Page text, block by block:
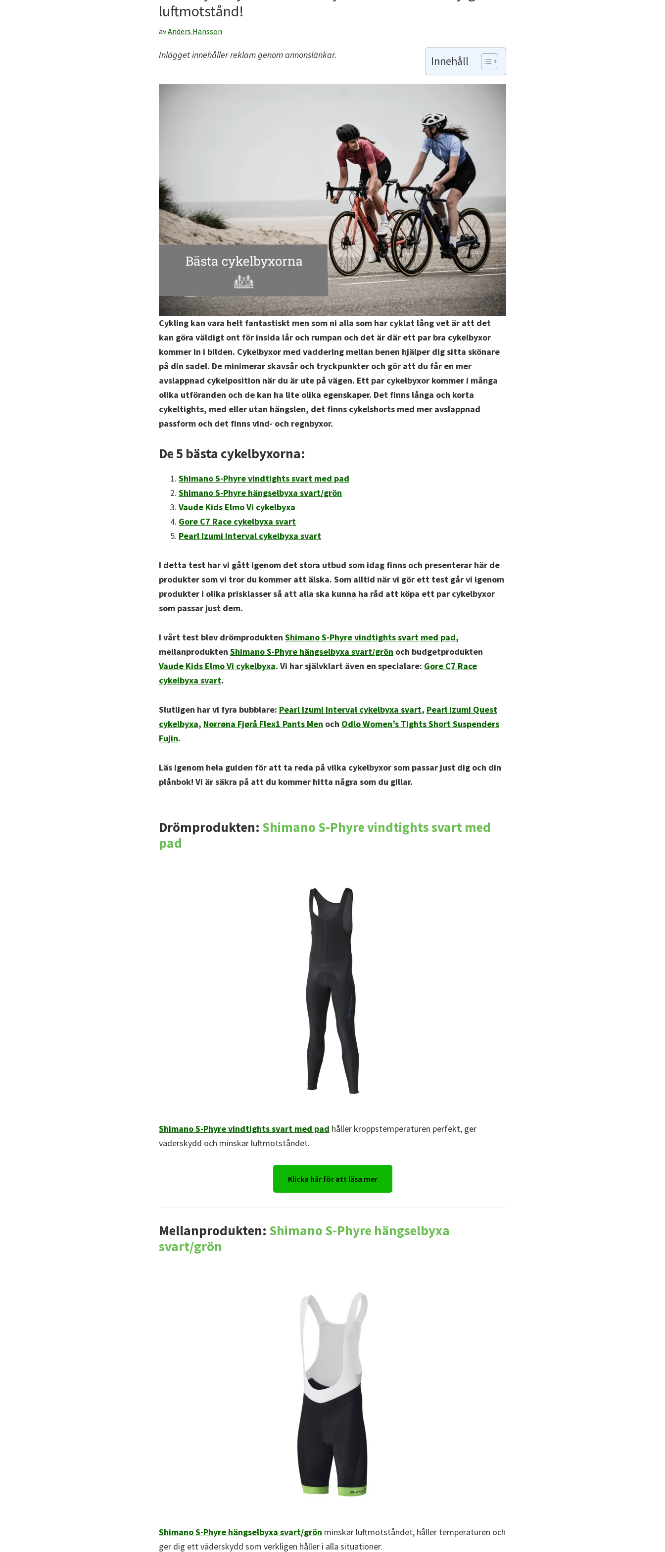
luftmotstånd!
avAnders Hansson
Innehåll
Inlägget innehåller reklam genom annonslänkar.
Cykling kan vara helt fantastiskt men som ni alla som har cyklat lång vet är att det
kan göra väldigt ont för insida lår och rumpan och det är där ett par bra cykelbyxor
kommer in i bilden. Cykelbyxor med vaddering mellan benen hjälper dig sitta skönare
på din sadel. De minimerar skavsår och tryckpunkter och gör att du får en mer
avslappnad cykelposition när du är ute på vägen. Ett par cykelbyxor kommer i många
olika utföranden och de kan ha lite olika egenskaper. Det finns långa och korta
cykeltights, med eller utan hängslen, det finns cykelshorts med mer avslappnad
passform och det finns vind- och regnbyxor.
De 5 bästa cykelbyxorna:
Shimano S-Phyre vindtights svart med pad
Shimano S-Phyre hängselbyxa svart/grön
Vaude Kids Elmo Vi cykelbyxa
Gore C7 Race cykelbyxa svart
Pearl Izumi Interval cykelbyxa svart
I detta test har vi gått igenom det stora utbud som idag finns och presenterar här de
produkter som vi tror du kommer att älska. Som alltid när vi gör ett test går vi igenom
produkter i olika prisklasser så att alla ska kunna ha råd att köpa ett par cykelbyxor
som passar just dem.
I vårt test blev drömprodukten Shimano S-Phyre vindtights svart med pad,
mellanprodukten Shimano S-Phyre hängselbyxa svart/grön och budgetprodukten
Vaude Kids Elmo Vi cykelbyxa. Vi har självklart även en specialare: Gore C7 Race
cykelbyxa svart.
Slutligen har vi fyra bubblare: Pearl Izumi Interval cykelbyxa svart, Pearl Izumi Quest
cykelbyxa, Norrøna Fjørå Flex1 Pants Men och Odlo Women’s Tights Short Suspenders
Fujin.
Läs igenom hela guiden för att ta reda på vilka cykelbyxor som passar just dig och din
plånbok! Vi är säkra på att du kommer hitta några som du gillar.
Drömprodukten: Shimano S-Phyre vindtights svart med
pad
Shimano S-Phyre vindtights svart med pad håller kroppstemperaturen perfekt, ger
väderskydd och minskar luftmotståndet.
Klicka här för att läsa mer
Mellanprodukten: Shimano S-Phyre hängselbyxa
svart/grön
Shimano S-Phyre hängselbyxa svart/grön minskar luftmotståndet, håller temperaturen och
ger dig ett väderskydd som verkligen håller i alla situationer.